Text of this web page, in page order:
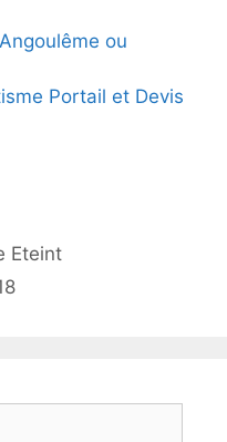
ou
Portail et Devis
Eteint